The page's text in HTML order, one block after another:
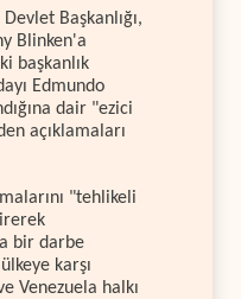
Başkanlığı,
Blinken'a
başkanlık
Edmundo
dair "ezici
açıklamaları
"tehlikeli
bir darbe
karşı
Venezuela halkı